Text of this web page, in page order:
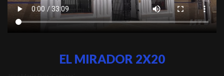
EL MIRADOR 2X20